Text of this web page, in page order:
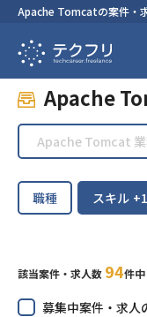
Apache Tomcatの案件・
Apache
職種 スキル +1
該当案件・求人数 94件中
募集中案件・求人